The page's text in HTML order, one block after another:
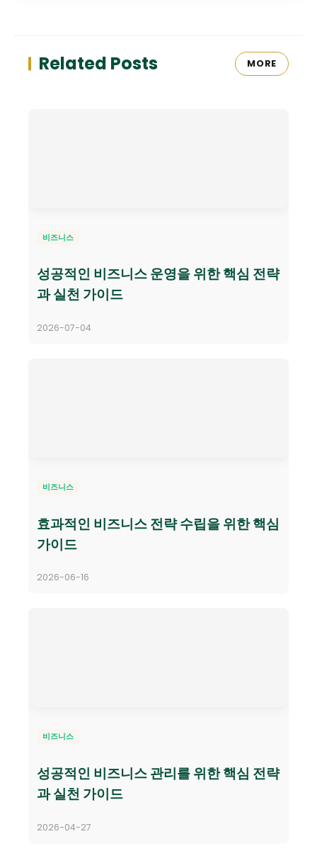
Related Posts MORE
비즈니스
성공적인 비즈니스 운영을 위한 핵심 전략
과 실천 가이드
2026-07-04
비즈니스
효과적인 비즈니스 전략 수립을 위한 핵심
가이드
2026-06-16
비즈니스
성공적인 비즈니스 관리를 위한 핵심 전략
과 실천 가이드
2026-04-27